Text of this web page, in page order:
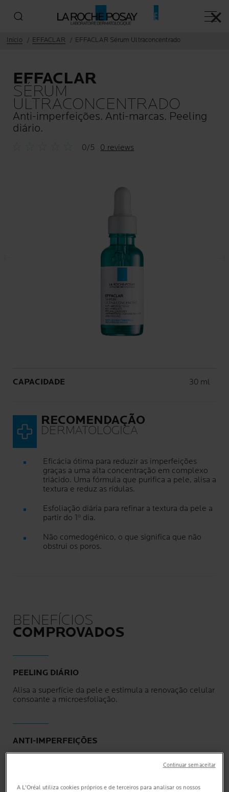
Menu
Início EFFACLAR EFFACLAR Sérum Ultraconcentrado
EFFACLAR
SÉRUM
ULTRACONCENTRADO
Anti-imperfeições. Anti-marcas. Peeling
diário.
0/5 0 reviews
CAPACIDADE Volume
30 ml
RECOMENDAÇÃO
DERMATOLÓGICA
Eficácia ótima para reduzir as imperfeições
graças a uma alta concentração em complexo
triácido. Uma fórmula que purifica a pele, alisa a
textura e reduz as rídulas.
Esfoliação diária para refinar a textura da pele a
partir do 1º dia.
Não comedogénico, o que significa que não
obstrui os poros.
BENEFÍCIOS
COMPROVADOS
PEELING DIÁRIO
Alisa a superfície da pele e estimula a renovação celular
consoante a microesfoliação.
ANTI-IMPERFEIÇÕES
✕
A L'Oréal utiliza cookies próprios e de terceiros para analisar os nossos
Continuar sem aceitar